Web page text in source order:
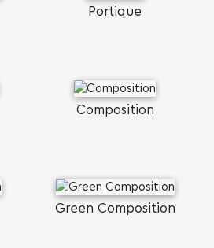
Portique
Composition
Green Composition